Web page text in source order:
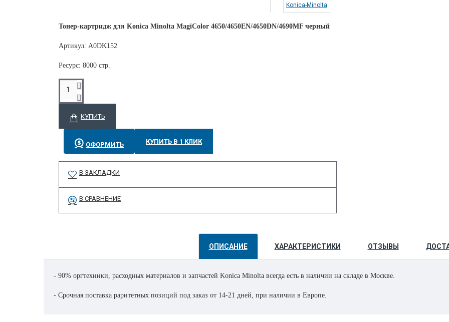
Konica-Minolta
Тонер-картридж для Konica Minolta MagiColor 4650/4650EN/4650DN/4690MF черный
Артикул: A0DK152
Ресурс: 8000 стр.
КУПИТЬ
ОФОРМИТЬ КУПИТЬ В 1 КЛИК
В ЗАКЛАДКИ
В СРАВНЕНИЕ
ОПИСАНИЕ ХАРАКТЕРИСТИКИ ОТЗЫВЫ
- 90% оргтехники, расходных материалов и запчастей Konica Minolta всегда есть в наличии на складе в Москве.
- Срочная поставка раритетных позиций под заказ от 14-21 дней, при наличии в Европе.